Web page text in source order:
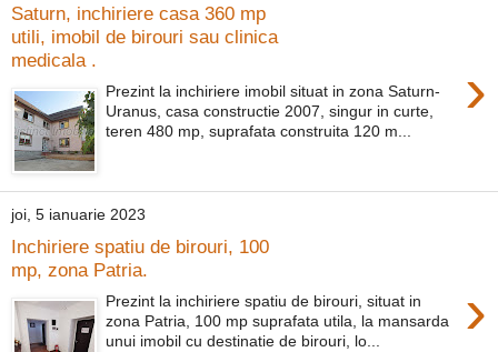
Saturn, inchiriere casa 360 mp
utili, imobil de birouri sau clinica
medicala .
›
Prezint la inchiriere imobil situat in zona Saturn-
Uranus, casa constructie 2007, singur in curte,
teren 480 mp, suprafata construita 120 m...
joi, 5 ianuarie 2023
Inchiriere spatiu de birouri, 100
mp, zona Patria.
›
Prezint la inchiriere spatiu de birouri, situat in
zona Patria, 100 mp suprafata utila, la mansarda
unui imobil cu destinatie de birouri, lo...